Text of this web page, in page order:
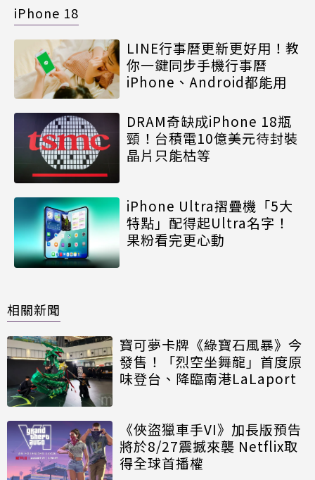
iPhone 18
LINE行事曆更新更好用！教
你一鍵同步手機行事曆
iPhone、Android都能用
DRAM奇缺成iPhone 18瓶
頸！台積電10億美元待封裝
晶片只能枯等
iPhone Ultra摺疊機「5大
特點」配得起Ultra名字！
果粉看完更心動
相關新聞
寶可夢卡牌《綠寶石風暴》今
發售！「烈空坐舞龍」首度原
味登台、降臨南港LaLaport
《俠盜獵車手VI》加長版預告
將於8/27震撼來襲 Netflix取
得全球首播權